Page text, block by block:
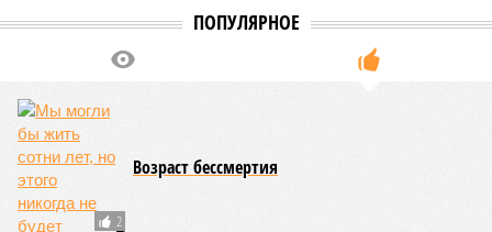
ПОПУЛЯРНОЕ
2
Возраст бессмертия